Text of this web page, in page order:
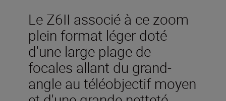
Le Z6II associé à ce zoom
plein format léger doté
d'une large plage de
focales allant du grand-
angle au téléobjectif moyen